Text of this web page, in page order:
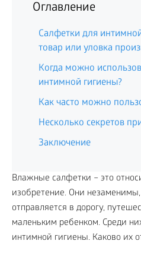
Оглавление
Салфетки для
товар или уловка
Когда можно
интимной гигиены?
Как часто можно
Несколько секретов
Заключение
Влажные салфетки – это
изобретение. Они незаменимы,
отправляется в дорогу,
маленьким ребенком. Среди
интимной гигиены. Каково их